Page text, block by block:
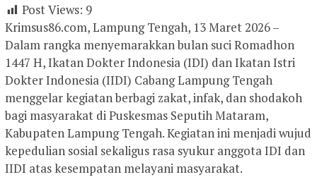
Post Views: 9
Krimsus86.com, Lampung Tengah, 13 Maret 2026 –
Dalam rangka menyemarakkan bulan suci Romadhon
1447 H, Ikatan Dokter Indonesia (IDI) dan Ikatan Istri
Dokter Indonesia (IIDI) Cabang Lampung Tengah
menggelar kegiatan berbagi zakat, infak, dan shodakoh
bagi masyarakat di Puskesmas Seputih Mataram,
Kabupaten Lampung Tengah. Kegiatan ini menjadi wujud
kepedulian sosial sekaligus rasa syukur anggota IDI dan
IIDI atas kesempatan melayani masyarakat.